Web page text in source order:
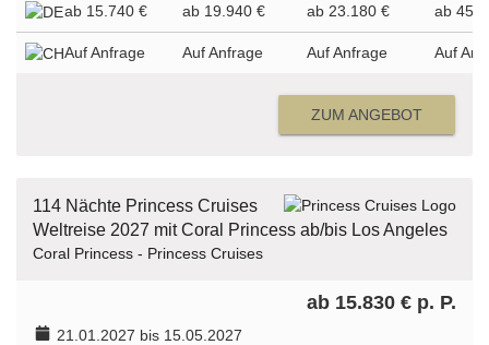
ab 15.740 € ab 19.940 € ab 23.180 € ab
Auf Anfrage Auf Anfrage Auf Anfrage Auf
ZUM ANGEBOT
114 Nächte Princess Cruises
Weltreise 2027 mit Coral Princess ab/bis Los Angeles
Coral Princess - Princess Cruises
ab 15.830 € p. P.
21.01.2027 bis 15.05.2027